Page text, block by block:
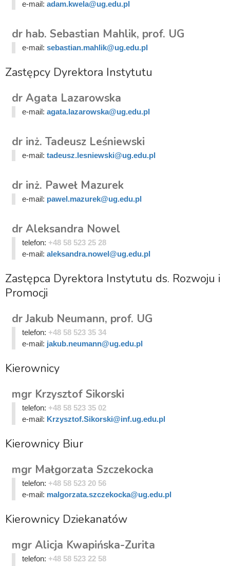
e-mail: adam.kwela@ug.edu.pl
dr hab. Sebastian Mahlik, prof. UG
e-mail: sebastian.mahlik@ug.edu.pl
Zastępcy Dyrektora Instytutu
dr Agata Lazarowska
e-mail: agata.lazarowska@ug.edu.pl
dr inż. Tadeusz Leśniewski
e-mail: tadeusz.lesniewski@ug.edu.pl
dr inż. Paweł Mazurek
e-mail: pawel.mazurek@ug.edu.pl
dr Aleksandra Nowel
telefon: +48 58 523 25 28
e-mail: aleksandra.nowel@ug.edu.pl
Zastępca Dyrektora Instytutu ds. Rozwoju i
Promocji
dr Jakub Neumann, prof. UG
telefon: +48 58 523 35 34
e-mail: jakub.neumann@ug.edu.pl
Kierownicy
mgr Krzysztof Sikorski
telefon: +48 58 523 35 02
e-mail: Krzysztof.Sikorski@inf.ug.edu.pl
Kierownicy Biur
mgr Małgorzata Szczekocka
telefon: +48 58 523 20 56
e-mail: malgorzata.szczekocka@ug.edu.pl
Kierownicy Dziekanatów
mgr Alicja Kwapińska-Zurita
telefon: +48 58 523 22 58